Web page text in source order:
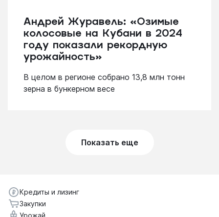
Андрей Журавель: «Озимые
колосовые на Кубани в 2024
году показали рекордную
урожайность»
В целом в регионе собрано 13,8 млн тонн
зерна в бункерном весе
Показать еще
Кредиты и лизинг
Закупки
Урожай